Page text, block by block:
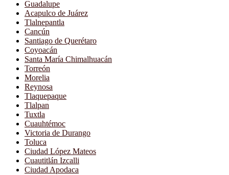
Guadalupe
Acapulco de Juárez
Tlalnepantla
Cancún
Santiago de Querétaro
Coyoacán
Santa María Chimalhuacán
Torreón
Morelia
Reynosa
Tlaquepaque
Tlalpan
Tuxtla
Cuauhtémoc
Victoria de Durango
Toluca
Ciudad López Mateos
Cuautitlán Izcalli
Ciudad Apodaca